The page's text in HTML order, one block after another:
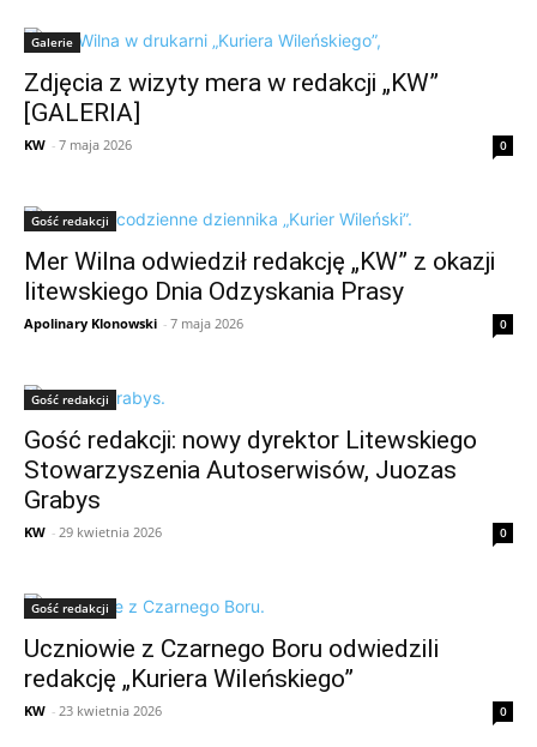
Galerie
Zdjęcia z wizyty mera w redakcji „KW”
[GALERIA]
KW - 7 maja 2026 0
Gość redakcji
Mer Wilna odwiedził redakcję „KW” z okazji
litewskiego Dnia Odzyskania Prasy
Apolinary Klonowski - 7 maja 2026 0
Gość redakcji
Gość redakcji: nowy dyrektor Litewskiego
Stowarzyszenia Autoserwisów, Juozas
Grabys
KW - 29 kwietnia 2026 0
Gość redakcji
Uczniowie z Czarnego Boru odwiedzili
redakcję „Kuriera Wileńskiego”
KW - 23 kwietnia 2026 0